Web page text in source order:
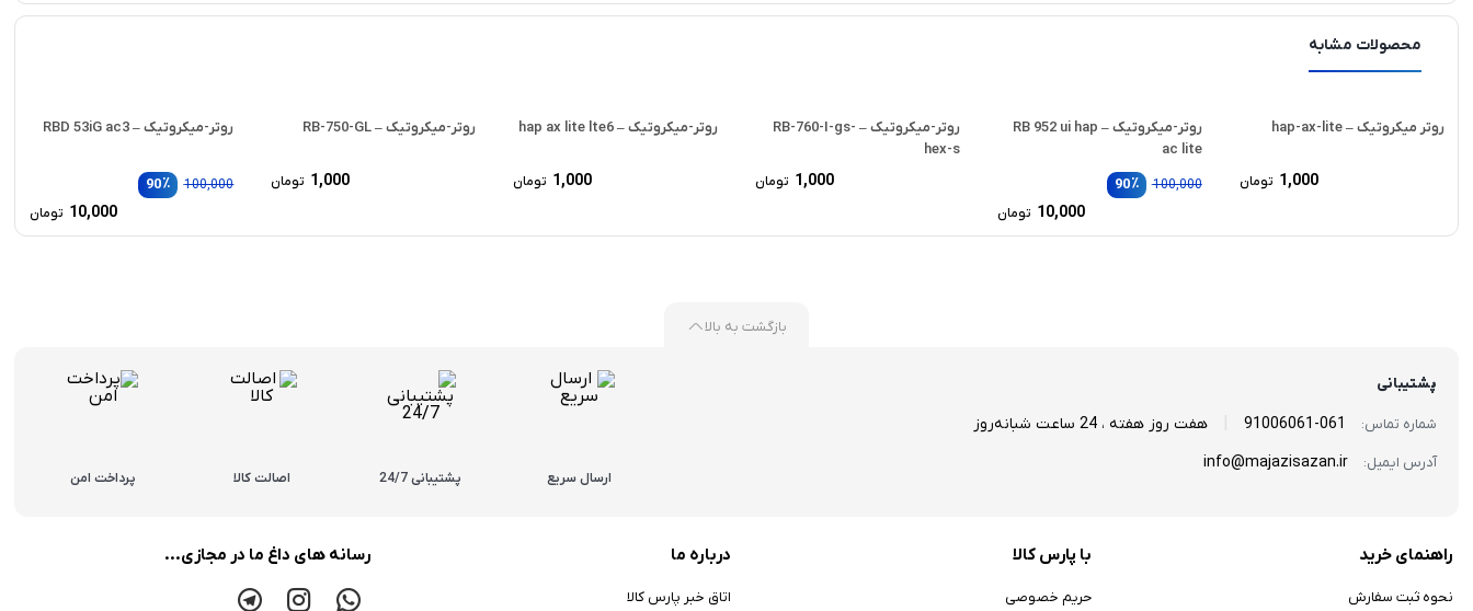
محصولات مشابه
روتر میکروتیک – hap-ax-lite
1,000 تومان
روتر-میکروتیک – RB 952 ui hap
ac lite
٪90 100,000
اصلی:
100,000 تومان
10,000 تومان
روتر-میکروتیک – RB-760-I-gs-
hex-s
1,000 تومان
روتر-میکروتیک – hap ax lite lte6
1,000 تومان
روتر-میکروتیک – RB-750-GL
1,000 تومان
روتر-میکروتیک – RBD 53iG ac3
٪90 100,000
10,000 تومان
بازگشت به بالا
پشتیبانی
شماره تماس: 061-91006061 هفت روز هفته ، 24 ساعت شبانه‌روز
آدرس ایمیل: info@majazisazan.ir
ارسال سریع پشتیبانی 24/7 اصالت کالا پرداخت امن
راهنمای خرید
نحوه ثبت سفارش
با پارس کالا
حریم خصوصی
درباره ما
اتاق خبر پارس کالا
رسانه های داغ ما در مجازی...